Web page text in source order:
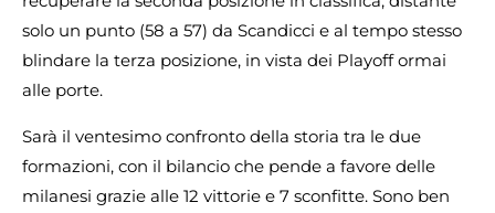
solo un punto (58 a 57) da Scandicci e al tempo stesso
blindare la terza posizione, in vista dei Playoff ormai
alle porte.
Sarà il ventesimo confronto della storia tra le due
formazioni, con il bilancio che pende a favore delle
milanesi grazie alle 12 vittorie e 7 sconfitte. Sono ben